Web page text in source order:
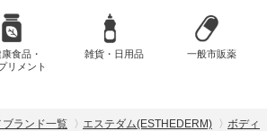
食品・
リメント
雑貨・日用品 一般市販薬
ランド一覧 エステダム(ESTHEDERM)
ボディ